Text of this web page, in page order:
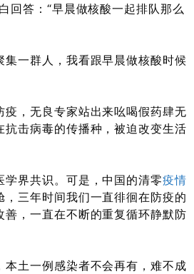
回答：“早晨做核酸一起排队那么
一群人，我看跟早晨做核酸时候
，无良专家站出来吆喝假药肆无
击病毒的传播种，被迫改变生活
界共识。可是，中国的清零疫情
三年时间我们一直徘徊在防疫的
，一直在不断的重复循环静默防
土一例感染者不会再有，难不成